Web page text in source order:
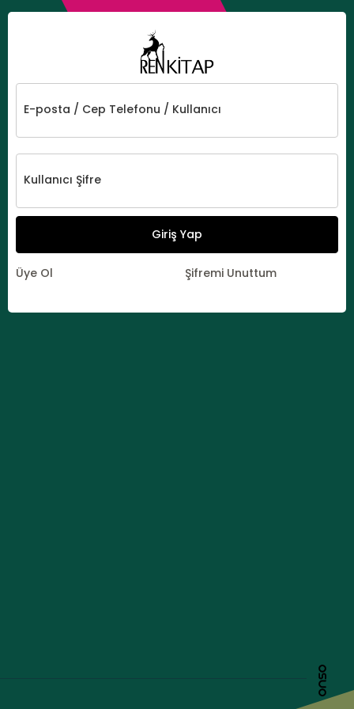
E-posta / Cep Telefonu / Kullanıcı
Kullanıcı Şifre
Giriş Yap
Üye Ol Şifremi Unuttum